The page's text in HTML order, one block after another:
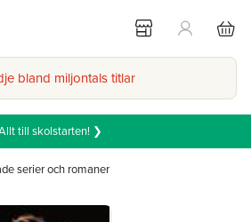
bland miljontals titlar
till skolstarten! ❯
serier och romaner